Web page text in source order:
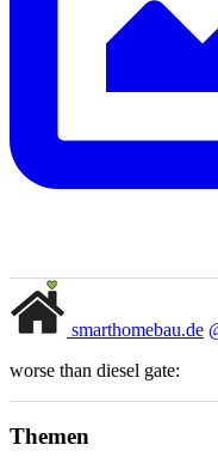
smarthomebau.de
worse than diesel gate:
Themen